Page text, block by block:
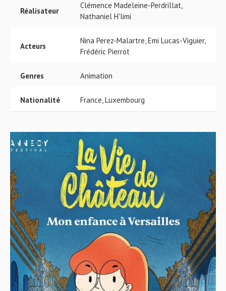
Réalisateur
Clémence Madeleine-Perdrillat,
Nathaniel H'limi
Acteurs
Nina Perez-Malartre, Emi Lucas-Viguier,
Frédéric Pierrot
Genres Animation
Nationalité France, Luxembourg